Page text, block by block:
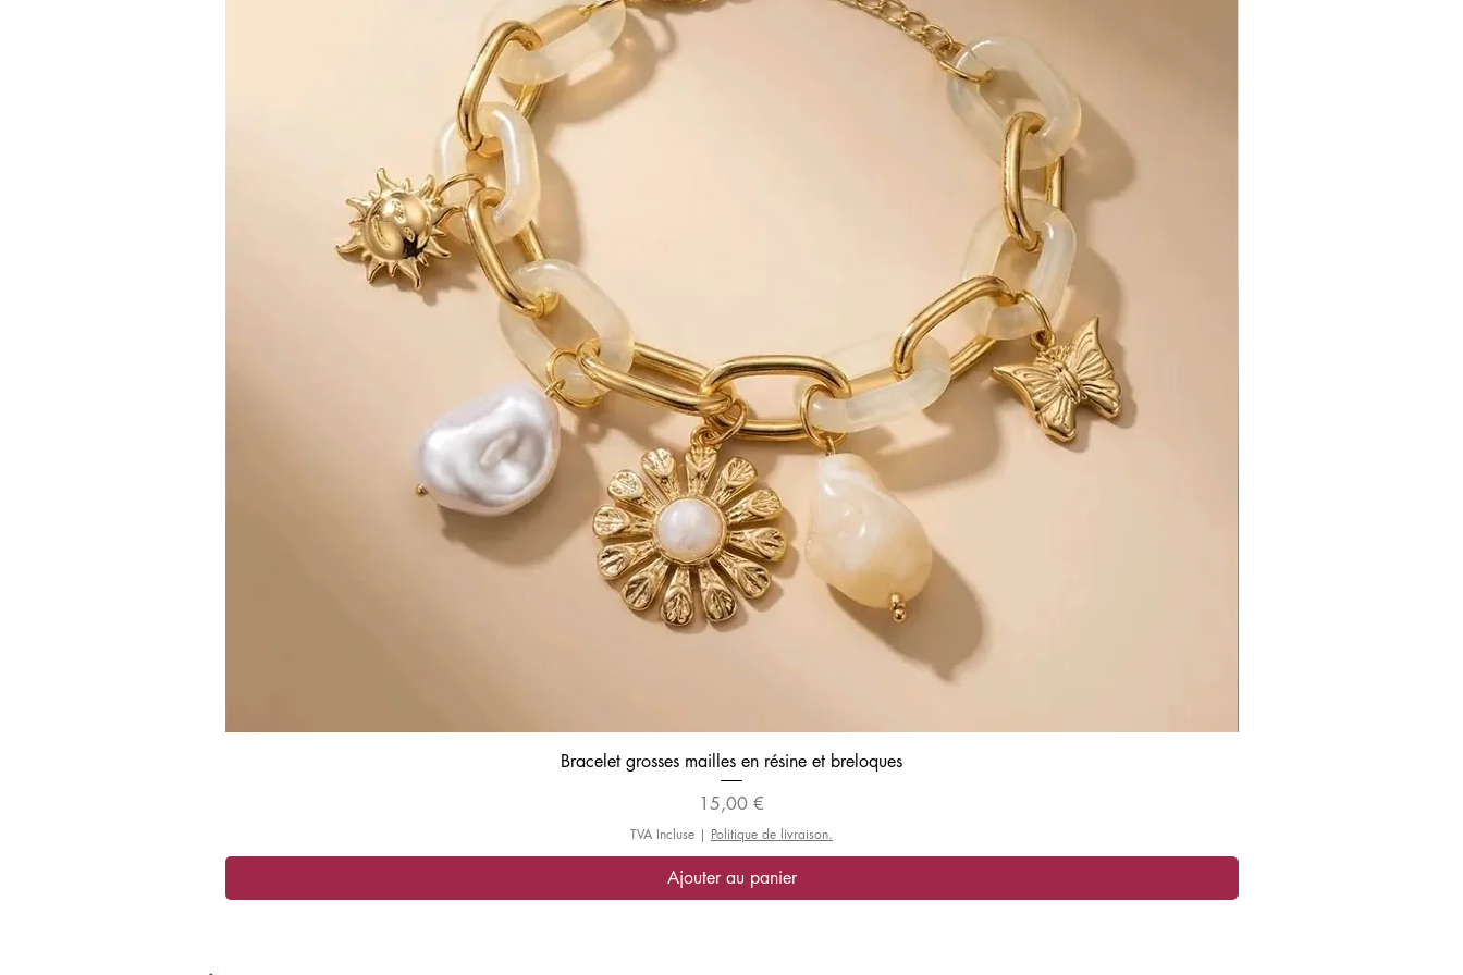
Aperçu rapide
Bracelet grosses mailles en résine et breloques
Prix
15,00 €
TVA Incluse | Politique de livraison.
Ajouter au panier